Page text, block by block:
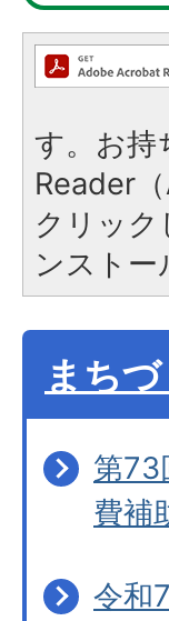
す。お持
Reader
クリッ
ンストー
まちづ
第73
費補
令和